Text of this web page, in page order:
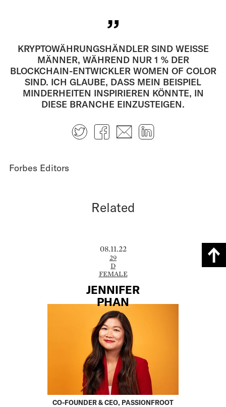
KRYPTOWÄHRUNGSHÄNDLER SIND WEISSE
MÄNNER, WÄHREND NUR 1 % DER
BLOCKCHAIN-ENTWICKLER WOMEN OF COLOR
SIND. ICH GLAUBE, DASS MEIN BEISPIEL
MINDERHEITEN INSPIRIEREN KÖNNTE, IN
DIESE BRANCHE EINZUSTEIGEN.
TwitterFacebook
E-mail
Forbes Editors
Related
08.11.22
29
D
FEMALE
JENNIFER
PHAN
CO-FOUNDER & CEO, PASSIONFROOT